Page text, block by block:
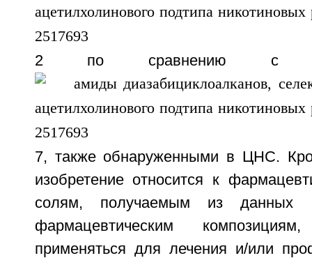
2 по сравнению с
7, также обнаруженными в ЦНС.
изобретение относится к
солям, получаемым из данных
фармацевтическим
применяться для лечения и/или